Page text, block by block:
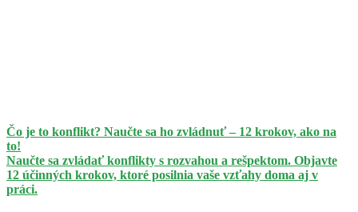
Čo je to konflikt? Naučte sa ho zvládnuť – 12 krokov, ako na
to!
Naučte sa zvládať konflikty s rozvahou a rešpektom. Objavte
12 účinných krokov, ktoré posilnia vaše vzťahy doma aj v
práci.